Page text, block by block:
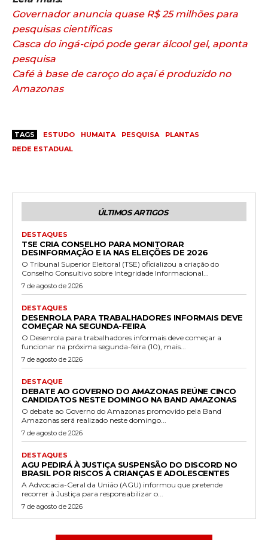
Governador anuncia quase R$ 25 milhões para
pesquisas científicas
Casca do ingá-cipó pode gerar álcool gel, aponta
pesquisa
Café à base de caroço do açaí é produzido no
Amazonas
TAGS ESTUDO HUMAITA PESQUISA
PLANTAS
REDE ESTADUAL
ÚLTIMOS ARTIGOS
DESTAQUES
TSE CRIA CONSELHO PARA MONITORAR
DESINFORMAÇÃO E IA NAS ELEIÇÕES DE 2026
O Tribunal Superior Eleitoral (TSE) oficializou a criação do
Conselho Consultivo sobre Integridade Informacional...
7 de agosto de 2026
DESTAQUES
DESENROLA PARA TRABALHADORES INFORMAIS DEVE
COMEÇAR NA SEGUNDA-FEIRA
O Desenrola para trabalhadores informais deve começar a
funcionar na próxima segunda-feira (10), mais...
7 de agosto de 2026
DESTAQUE
DEBATE AO GOVERNO DO AMAZONAS REÚNE CINCO
CANDIDATOS NESTE DOMINGO NA BAND AMAZONAS
O debate ao Governo do Amazonas promovido pela Band
Amazonas será realizado neste domingo...
7 de agosto de 2026
DESTAQUES
AGU PEDIRÁ À JUSTIÇA SUSPENSÃO DO DISCORD NO
BRASIL POR RISCOS A CRIANÇAS E ADOLESCENTES
A Advocacia-Geral da União (AGU) informou que pretende
recorrer à Justiça para responsabilizar o...
7 de agosto de 2026